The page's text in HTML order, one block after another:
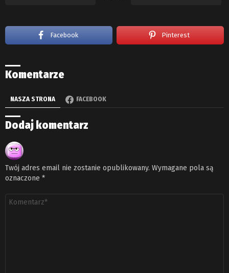
Facebook Pinterest
Komentarze
NASZA STRONA FACEBOOK
Dodaj komentarz
Twój adres email nie zostanie opublikowany. Wymagane pola są
oznaczone *
Komentarz